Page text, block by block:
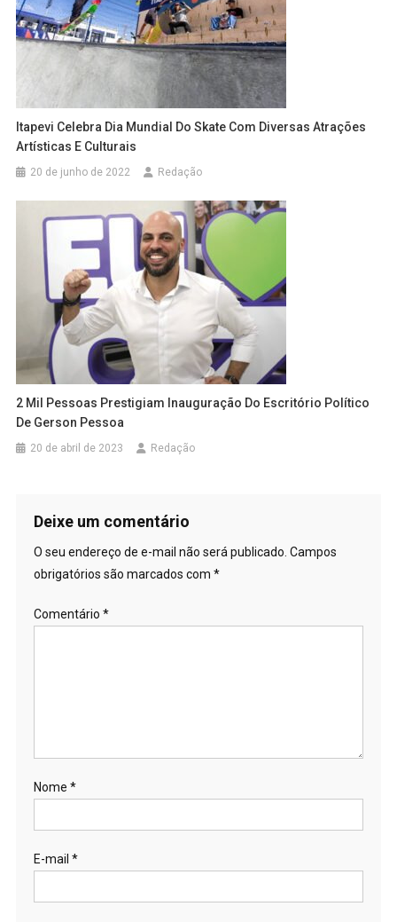
Itapevi Celebra Dia Mundial Do Skate Com Diversas Atrações
Artísticas E Culturais
20 de junho de 2022 Redação
2 Mil Pessoas Prestigiam Inauguração Do Escritório Político
De Gerson Pessoa
20 de abril de 2023 Redação
Deixe um comentário
O seu endereço de e-mail não será publicado. Campos
obrigatórios são marcados com *
Comentário *
Nome *
E-mail *